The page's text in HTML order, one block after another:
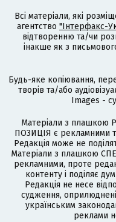
Всі матеріали, які
агентство "Інтерфакс-
відтворенню та/чи
інакше як з
Будь-яке копіювання,
творів та/або
Images -
Матеріали з плашкою
ПОЗИЦІЯ є рекламними
Редакція може не
Матеріали з плашкою
рекламними, проте
контенту і поділяє
Редакція не несе
судження,
українським
реклами